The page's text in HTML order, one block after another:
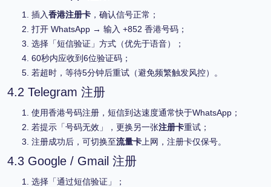
插入香港注册卡 ，确认信号正常；
打开 WhatsApp → 输入 +852 香港号码；
选择「短信验证」方式（优先于语音）；
60秒内应收到6位验证码；
若超时，等待5分钟后重试（避免频繁触发风控）。
4.2 Telegram 注册
使用香港号码注册，短信到达速度通常快于WhatsApp；
若提示「号码无效」，更换另一张注册卡重试；
注册成功后，可切换至流量卡 上网，注册卡仅保号。
4.3 Google / Gmail 注册
选择「通过短信验证」；